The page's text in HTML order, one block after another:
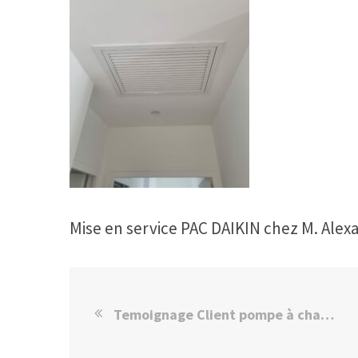
Mise en service PAC DAIKIN chez M.
Temoignage Client pompe à chaleur climatisation DAIKIN Paris 16